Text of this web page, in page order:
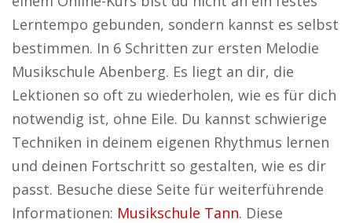
Lerntempo gebunden, sondern kannst es selbst
bestimmen. In 6 Schritten zur ersten Melodie
Musikschule Abenberg. Es liegt an dir, die
Lektionen so oft zu wiederholen, wie es für dich
notwendig ist, ohne Eile. Du kannst schwierige
Techniken in deinem eigenen Rhythmus lernen
und deinen Fortschritt so gestalten, wie es dir
passt. Besuche diese Seite für weiterführende
Informationen: Musikschule Tann. Diese